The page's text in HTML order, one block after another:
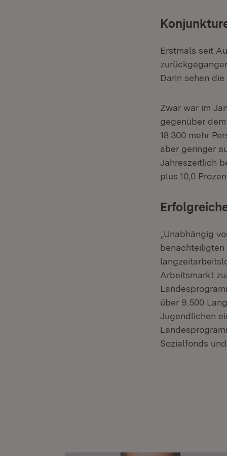
Erstmals seit
Darin sehen
Zwar war im
gegenüber
18.300 mehr
aber geringer
Jahreszeitlich
plus 10,0
„Unabhängig
benachteiligten
Arbeitsmarkt
über 9.500
Jugendlichen
Sozialfonds